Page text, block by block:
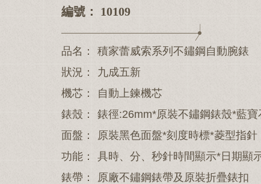
編號： 10109
品名：
積家蕾威索系列不鏽鋼自動腕錶
狀況：
九成五新
機芯：
自動上鍊機芯
錶殼：
錶徑:26mm*原裝不鏽鋼錶殼*藍
面盤：
原裝黑色面盤*刻度時標*菱型指針
功能：
具時、分、秒針時間顯示*日期顯
錶帶：
原廠不鏽鋼錶帶及原裝折疊錶扣